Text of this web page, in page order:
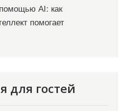
AI: как
помогает
для гостей